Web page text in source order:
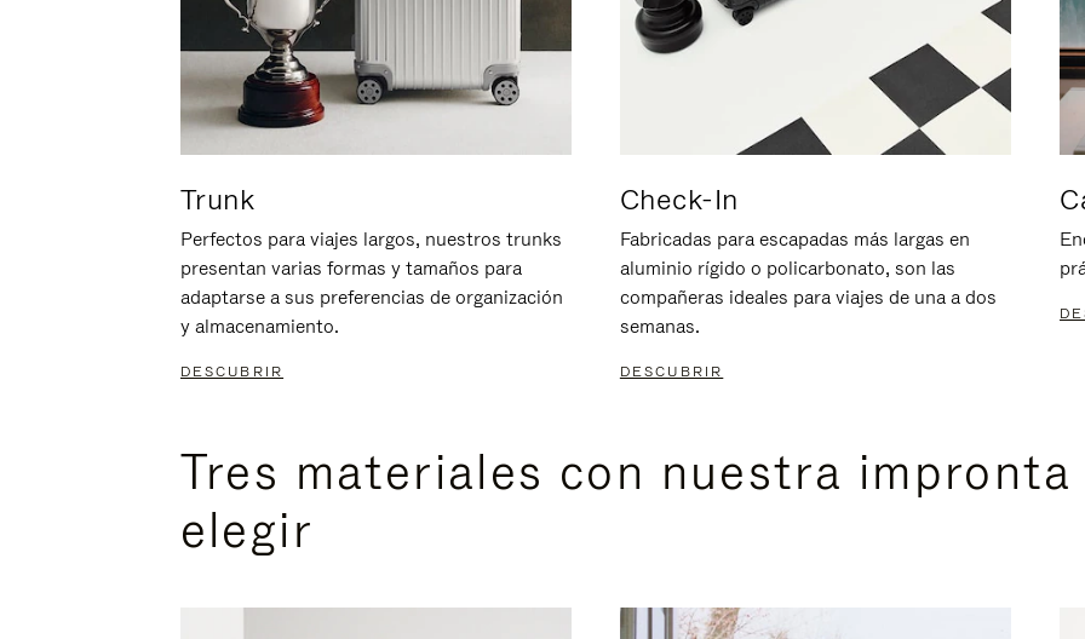
Trunk
Perfectos para viajes largos, nuestros trunks
presentan varias formas y tamaños para
adaptarse a sus preferencias de organización
y almacenamiento.
DESCUBRIR
Check-In
Fabricadas para escapadas más largas en
aluminio rígido o policarbonato, son las
compañeras ideales para viajes de una a dos
semanas.
DESCUBRIR
Tres materiales con nuestra
elegir